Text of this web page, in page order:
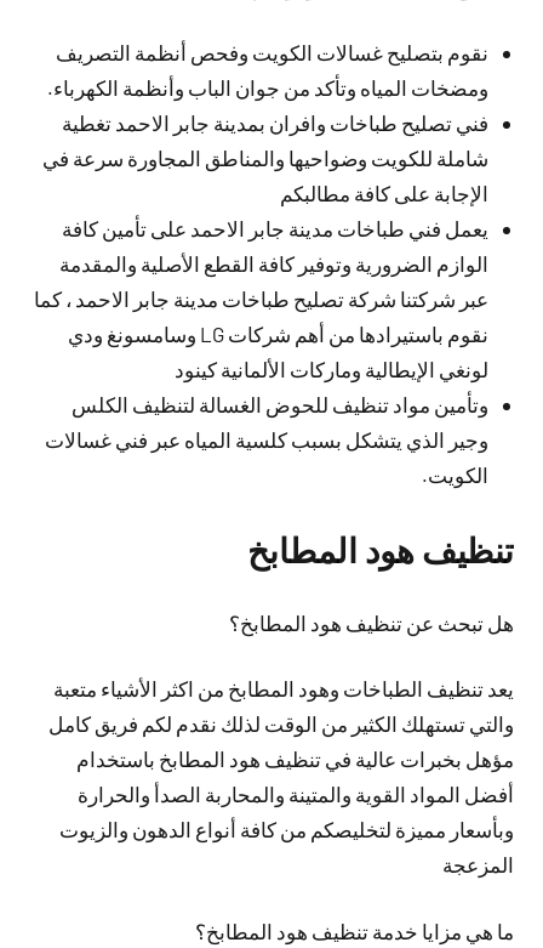
نقوم بتصليح غسالات الكويت وفحص أنظمة التصريف
ومضخات المياه وتأكد من جوان الباب وأنظمة الكهرباء.
فني تصليح طباخات وافران بمدينة جابر الاحمد تغطية
شاملة للكويت وضواحيها والمناطق المجاورة سرعة في
الإجابة على كافة مطالبكم
يعمل فني طباخات مدينة جابر الاحمد على تأمين كافة
الوازم الضرورية وتوفير كافة القطع الأصلية والمقدمة
عبر شركتنا شركة تصليح طباخات مدينة جابر الاحمد ، كما
نقوم باستيرادها من أهم شركات LG وسامسونغ ودي
لونغي الإيطالية وماركات الألمانية كينود
وتأمين مواد تنظيف للحوض الغسالة لتنظيف الكلس
وجير الذي يتشكل بسبب كلسية المياه عبر فني غسالات
الكويت.
تنظيف هود المطابخ
هل تبحث عن تنظيف هود المطابخ؟
يعد تنظيف الطباخات وهود المطابخ من اكثر الأشياء متعبة
والتي تستهلك الكثير من الوقت لذلك نقدم لكم فريق كامل
مؤهل بخبرات عالية في تنظيف هود المطابخ باستخدام
أفضل المواد القوية والمتينة والمحاربة الصدأ والحرارة
وبأسعار مميزة لتخليصكم من كافة أنواع الدهون والزيوت
المزعجة
ما هي مزايا خدمة تنظيف هود المطابخ؟